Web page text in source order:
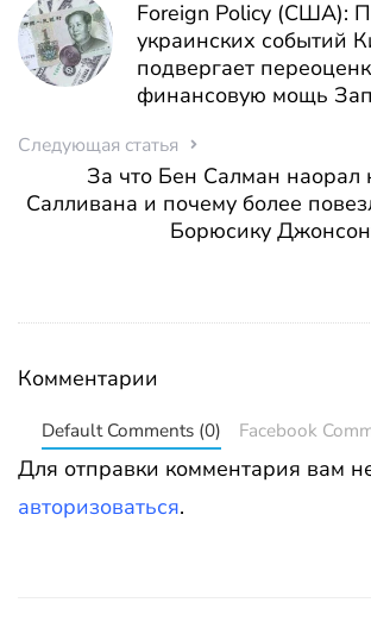
Foreign Policy (США):
украинских событий
подвергает
финансовую мощь
Следующая статья
За что Бен Салман наорал
Салливана и почему более
Борюсику
Комментарии
Default Comments (0) Facebook
Для отправки комментария вам
авторизоваться.